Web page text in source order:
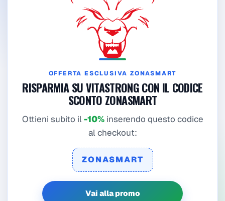
OFFERTA ESCLUSIVA ZONASMART
RISPARMIA SU VITASTRONG CON IL CODICE
SCONTO ZONASMART
Ottieni subito il -10%inserendo questo codice
al checkout:
ZONASMART
Vai alla promo